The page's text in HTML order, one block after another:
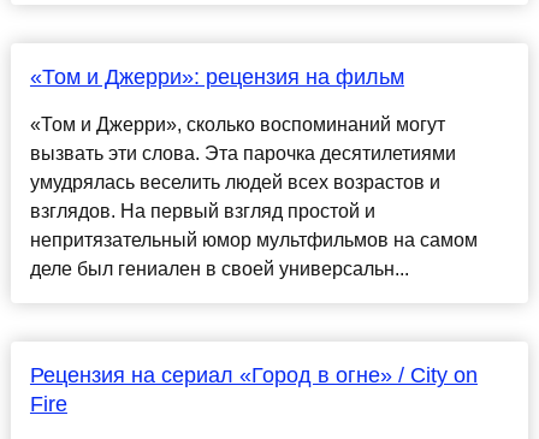
«Том и Джерри»: рецензия на фильм
«Том и Джерри», сколько воспоминаний могут
вызвать эти слова. Эта парочка десятилетиями
умудрялась веселить людей всех возрастов и
взглядов. На первый взгляд простой и
непритязательный юмор мультфильмов на самом
деле был гениален в своей универсальн...
Рецензия на сериал «Город в огне» / City on
Fire